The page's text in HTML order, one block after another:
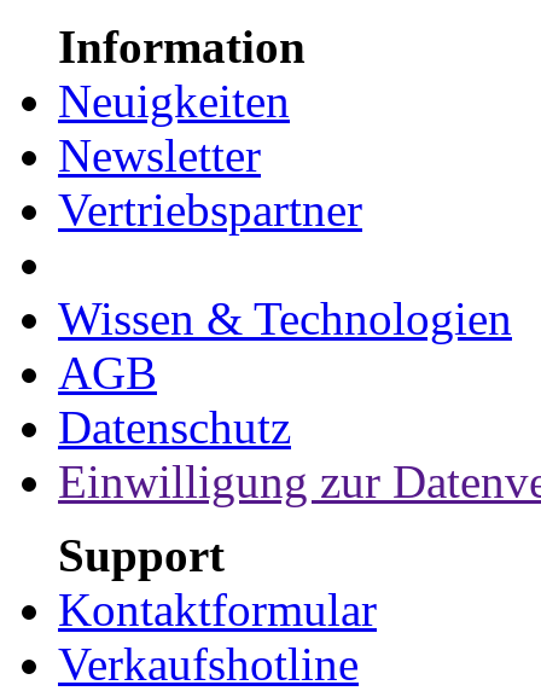
Information
Neuigkeiten
Newsletter
Vertriebspartner
Wissen & Technologien
AGB
Datenschutz
Einwilligung zur
Support
Kontaktformular
Verkaufshotline